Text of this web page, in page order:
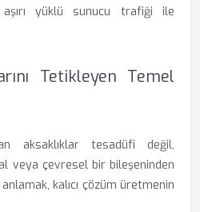
aşırı yüklü sunucu trafiği ile
Tetikleyen Temel
aksaklıklar tesadüfi değil,
veya çevresel bir bileşeninden
kalıcı çözüm üretmenin